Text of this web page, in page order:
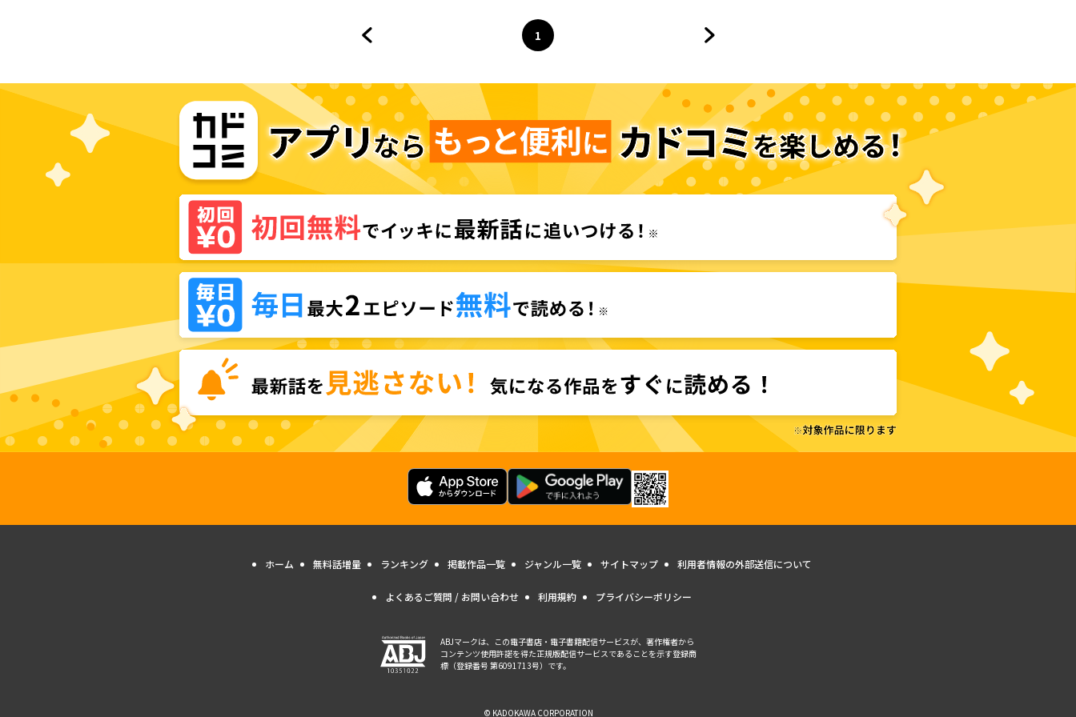
ページ
1
へ
ホーム 無料話増量 ランキング 掲載作品一覧 ジャンル一覧 サイトマップ 利用者情報の外部送信について
よくあるご質問 / お問い合わせ 利用規約 プライバシーポリシー
ABJマークは、この電子書店・電子書籍配信サービスが、著作権者から
コンテンツ使用許諾を得た正規版配信サービスであることを示す登録商
標（登録番号 第6091713号）です。
© KADOKAWA CORPORATION